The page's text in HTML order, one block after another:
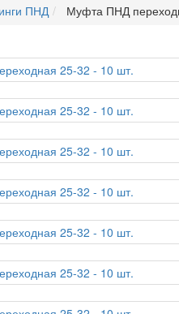
ПНД Муфта ПНД